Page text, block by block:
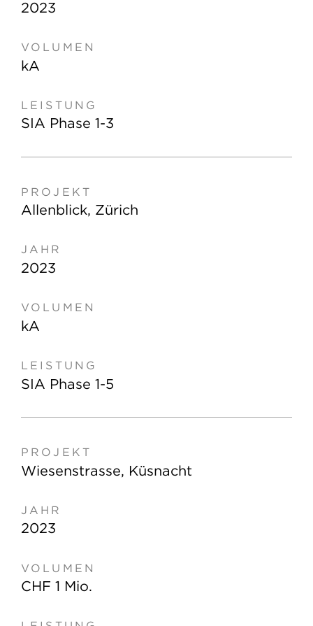
2023
kA
SIA Phase 1-3
Allenblick, Zürich
2023
kA
SIA Phase 1-5
Wiesenstrasse, Küsnacht
2023
CHF 1 Mio.